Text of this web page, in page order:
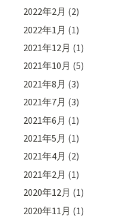
2022年2月 (2)
2022年1月 (1)
2021年12月 (1)
2021年10月 (5)
2021年8月 (3)
2021年7月 (3)
2021年6月 (1)
2021年5月 (1)
2021年4月 (2)
2021年2月 (1)
2020年12月 (1)
2020年11月 (1)